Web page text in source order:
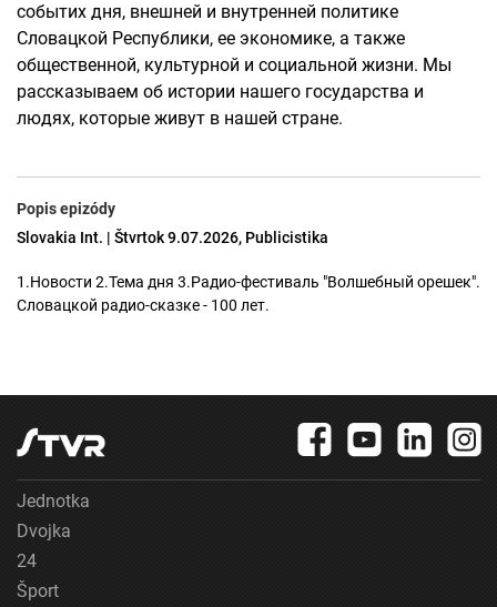
событих дня, внешней и внутренней политике
Словацкой Республики, ее экономике, а также
общественной, культурной и социальной жизни. Мы
рассказываем об истории нашего государства и
людях, которые живут в нашей стране.
Popis epizódy
Slovakia Int. | Štvrtok 9.07.2026, Publicistika
1.Новости 2.Тема дня 3.Радио-фестиваль "Волшебный орешек".
Словацкой радио-сказке - 100 лет.
Jednotka
Dvojka
24
Šport